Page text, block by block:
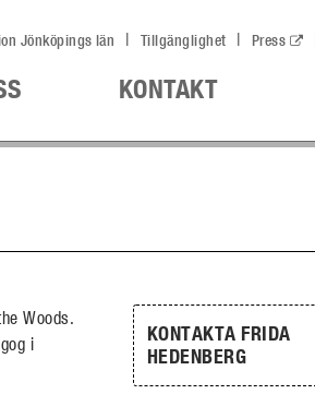
Jönköpings län Tillgänglighet Press
KONTAKT
Woods.
i
KONTAKTA FRIDA
HEDENBERG